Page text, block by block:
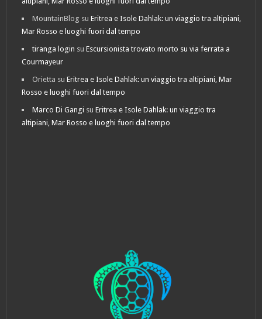
MountainBlog suEritrea e Isole Dahlak: un viaggio tra altipiani,
Mar Rosso e luoghi fuori dal tempo
tiranga login suEscursionista trovato morto su via ferrata a
Courmayeur
Orietta suEritrea e Isole Dahlak: un viaggio tra altipiani, Mar
Rosso e luoghi fuori dal tempo
Marco Di Gangi suEritrea e Isole Dahlak: un viaggio tra
altipiani, Mar Rosso e luoghi fuori dal tempo